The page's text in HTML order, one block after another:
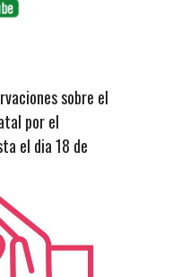
sobre el
por el
el dia 18 de